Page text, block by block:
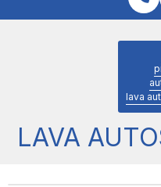
lava
LAVA